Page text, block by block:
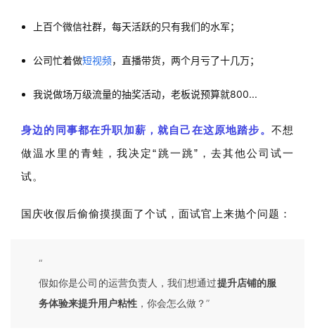
上百个微信社群，每天活跃的只有我们的水军；
公司忙着做短视频，直播带货，两个月亏了十几万；
我说做场万级流量的抽奖活动，老板说预算就800...
身边的同事都在升职加薪，就自己在这原地踏步。 不想
做温水里的青蛙，我决定“跳一跳”，去其他公司试一
试。
国庆收假后偷偷摸摸面了个试，面试官上来抛个问题：
“
假如你是公司的运营负责人，我们想通过提升店铺的服
务体验来提升用户粘性 ，你会怎么做？ ”